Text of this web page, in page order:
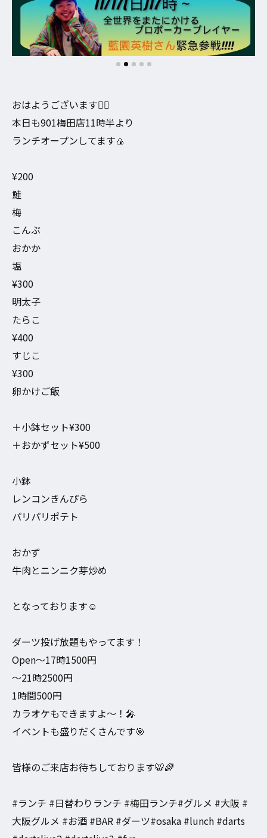
おはようございます🙇‍♀️
本日も901梅田店11時半より
ランチオープンしてます🍙
¥200
鮭
梅
こんぶ
おかか
塩
¥300
明太子
たらこ
¥400
すじこ
¥300
卵かけご飯
＋小鉢セット¥300
＋おかずセット¥500
小鉢
レンコンきんぴら
パリパリポテト
おかず
牛肉とニンニク芽炒め
となっております☺️
ダーツ投げ放題もやってます！
Open〜17時1500円
〜21時2500円
1時間500円
カラオケもできますよ〜！🎤
イベントも盛りだくさんです🎯
皆様のご来店お待ちしております🐯🌈
#ランチ #日替わりランチ #梅田ランチ#グルメ #大阪 #
大阪グルメ #お酒 #BAR #ダーツ#osaka #lunch #darts